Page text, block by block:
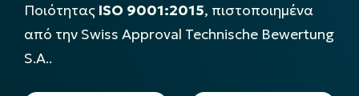
Ποιότητας ISO 9001:2015, πιστοποιημένα
από την Swiss Approval Technische Bewertung
S.A..